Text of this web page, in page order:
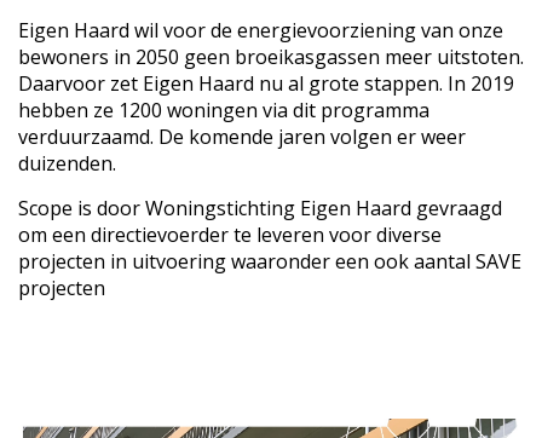
Eigen Haard wil voor de energievoorziening van onze
bewoners in 2050 geen broeikasgassen meer uitstoten.
Daarvoor zet Eigen Haard nu al grote stappen. In 2019
hebben ze 1200 woningen via dit programma
verduurzaamd. De komende jaren volgen er weer
duizenden.
Scope is door Woningstichting Eigen Haard gevraagd
om een directievoerder te leveren voor diverse
projecten in uitvoering waaronder een ook aantal SAVE
projecten